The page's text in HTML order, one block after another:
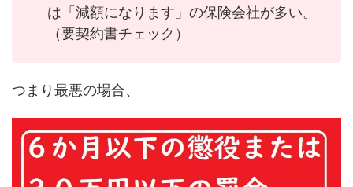
は「減額になります」の保険会社が多い。
（要契約書チェック）
つまり最悪の場合、